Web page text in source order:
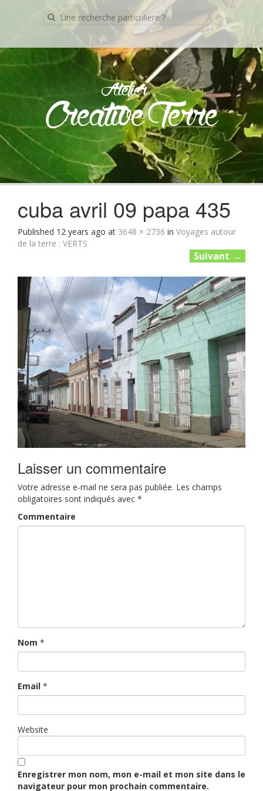
Recherche
pour:
Atelier
Creative Terre
Skip
to
cuba avril 09 papa 435
Published 12 years ago at 3648 × 2736 in Voyages autour
de la terre : VERTS
Suivant →
Laisser un commentaire
Votre adresse e-mail ne sera pas publiée. Les champs
obligatoires sont indiqués avec *
Commentaire
Nom *
Email *
Website
Enregistrer mon nom, mon e-mail et mon site dans le
navigateur pour mon prochain commentaire.